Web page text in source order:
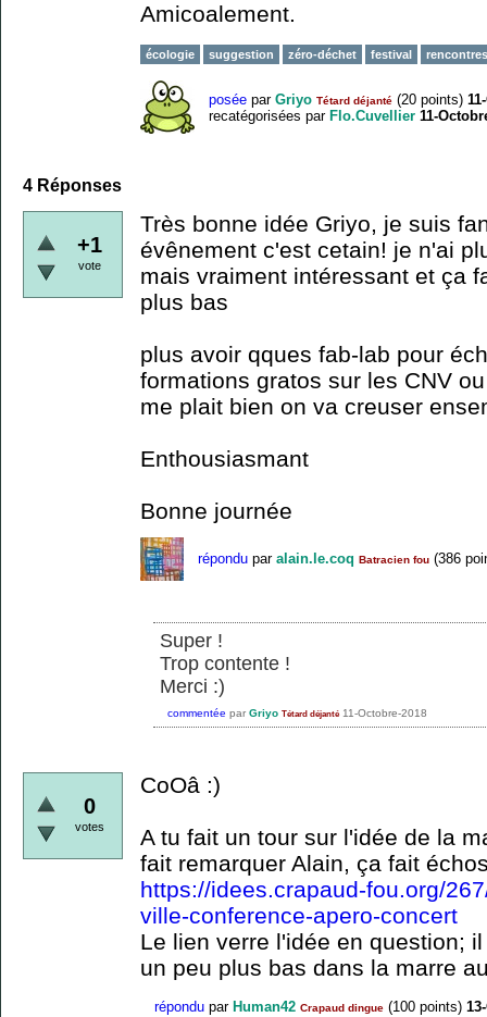
Amicoalement.
écologie suggestion zéro-déchet festival rencontres
posée par Griyo Tétard déjanté (20 points)
recatégorisées par Flo.Cuvellier 11-
4 Réponses
+1
vote
Très bonne idée Griyo, je suis
évênement c'est cetain! je n'ai
mais vraiment intéressant et ça
plus bas
plus avoir qques fab-lab pour
formations gratos sur les CNV
me plait bien on va creuser
Enthousiasmant
Bonne journée
répondu par alain.le.coq Batracien fou (386
Super !
Trop contente !
Merci :)
commentée par Griyo Tétard déjanté 11-Octobre-2018
0
votes
CoOâ :)
A tu fait un tour sur l'idée de la
fait remarquer Alain, ça fait
https://idees.crapaud-fou.org/
ville-conference-apero-concert
Le lien verre l'idée en question;
un peu plus bas dans la marre
répondu par Human42 Crapaud dingue (100 points)